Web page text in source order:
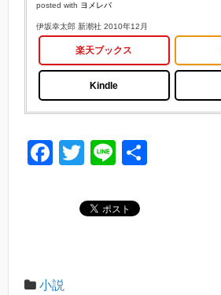
posted with ヨメレバ
伊坂幸太郎 新潮社 2010年12月
楽天ブックス
Kindle
F
o
T
tt
Li
e
小説